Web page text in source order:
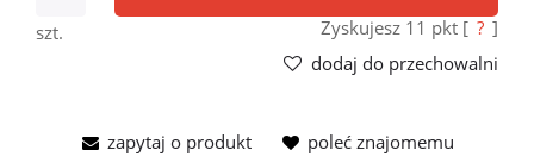
szt.
Zyskujesz 11 pkt [ ? ]
dodaj do przechowalni
zapytaj o produkt
poleć znajomemu